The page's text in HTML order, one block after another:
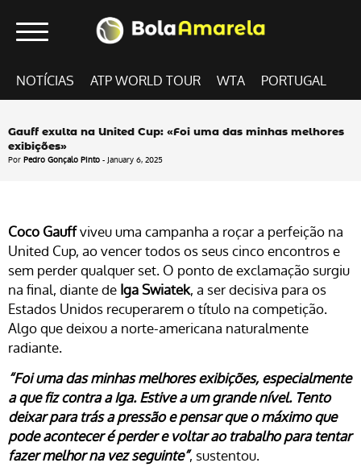
NOTÍCIAS ATP WORLD TOUR WTA PORTUGAL
Gauff exulta na United Cup: «Foi uma das minhas melhores
exibições»
Por Pedro Gonçalo Pinto - January 6, 2025
Coco Gauffviveu uma campanha a roçar a perfeição na
United Cup, ao vencer todos os seus cinco encontros e
sem perder qualquer set. O ponto de exclamação surgiu
na final, diante de Iga Swiatek, a ser decisiva para os
Estados Unidos recuperarem o título na competição.
Algo que deixou a norte-americana naturalmente
radiante.
“Foi uma das minhas melhores exibições, especialmente
a que fiz contra a Iga. Estive a um grande nível. Tento
deixar para trás a pressão e pensar que o máximo que
pode acontecer é perder e voltar ao trabalho para tentar
fazer melhor na vez seguinte”, sustentou.